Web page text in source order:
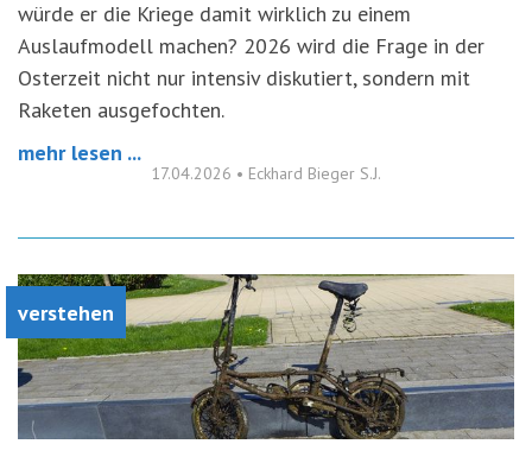
würde er die Kriege damit wirklich zu einem
Auslaufmodell machen? 2026 wird die Frage in der
Osterzeit nicht nur intensiv diskutiert, sondern mit
Raketen ausgefochten.
mehr lesen ...
17.04.2026 • Eckhard Bieger S.J.
verstehen